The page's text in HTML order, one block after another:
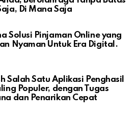
Di Mana Saja
Solusi Pinjaman Online yang
Nyaman Untuk Era Digital.
Salah Satu Aplikasi Penghasil
Populer, dengan Tugas
dan Penarikan Cepat